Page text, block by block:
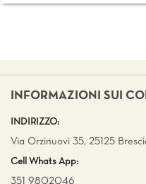
INFORMAZIONI SUI
INDIRIZZO:
Via Orzinuovi 35, 25125
Cell Whats App:
351 9802046